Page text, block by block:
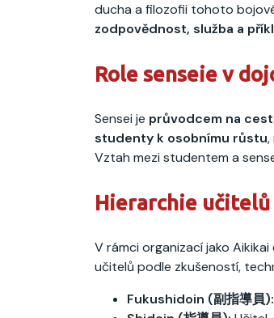
ducha a filozofii tohoto
zodpovědnost, služba a
Role senseie v
Sensei je průvodcem na
studenty k osobnímu růstu,
Vztah mezi studentem a
Hierarchie
V rámci organizací jako Aikikai
učitelů podle zkušeností,
Fukushidoin (副指導員):